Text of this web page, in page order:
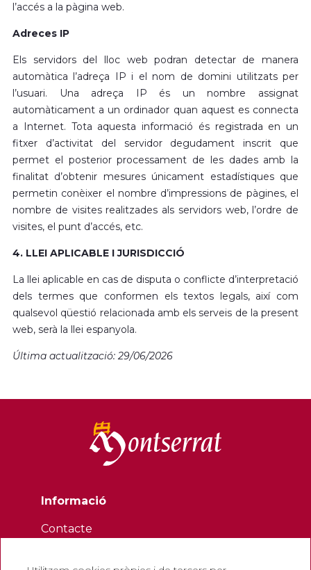
l’accés a la pàgina web.
Adreces IP
Els servidors del lloc web podran detectar de manera
automàtica l’adreça IP i el nom de domini utilitzats per
l’usuari. Una adreça IP és un nombre assignat
automàticament a un ordinador quan aquest es connecta
a Internet. Tota aquesta informació és registrada en un
fitxer d’activitat del servidor degudament inscrit que
permet el posterior processament de les dades amb la
finalitat d’obtenir mesures únicament estadístiques que
permetin conèixer el nombre d’impressions de pàgines, el
nombre de visites realitzades als servidors web, l’ordre de
visites, el punt d’accés, etc.
4. LLEI APLICABLE I JURISDICCIÓ
La llei aplicable en cas de disputa o conflicte d’interpretació
dels termes que conformen els textos legals, així com
qualsevol qüestió relacionada amb els serveis de la present
web, serà la llei espanyola.
Última actualització: 29/06/2026
Informació
Contacte